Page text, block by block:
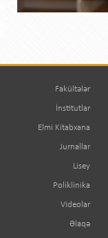
Fakültələr
İnstitutlar
Elmi Kitabxana
Jurnallar
Lisey
Poliklinika
Videolar
Əlaqə